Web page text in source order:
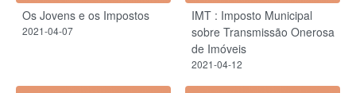
Os Jovens e os Impostos
2021-04-07
IMT : Imposto Municipal
sobre Transmissão Onerosa
de Imóveis
2021-04-12